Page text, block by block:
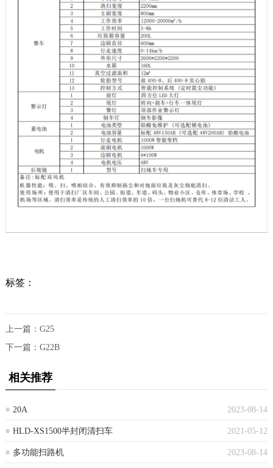
标签：
上一篇： G25
下一篇： G22B
相关推荐
2023-08-14
20A
2021-05-12
HLD-XS1500半封闭清扫车
2023-08-14
多功能扫路机